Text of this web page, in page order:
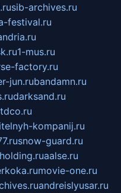
sib-archives.ru
festival.ru
1-mus.ru
factory.ru
jun.rubandamn.ru
darksand.ru
kompanij.ru
snow-guard.ru
aalse.ru
movie-one.ru
andreislyusar.ru